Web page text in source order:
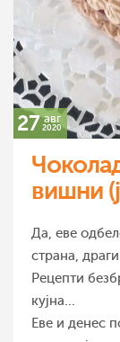
27 авг
2020
вишни
Да, еве
страна,
Рецепти
кујна...
Еве и денес